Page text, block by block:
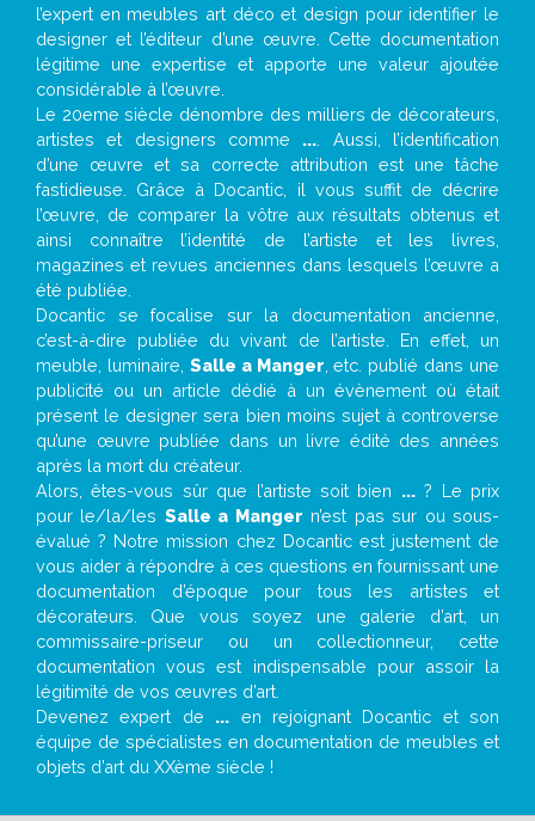
l’expert en meubles art déco et design pour identifier le
designer et l’éditeur d’une œuvre. Cette documentation
légitime une expertise et apporte une valeur ajoutée
considérable à l’œuvre.
Le 20eme siècle dénombre des milliers de décorateurs,
artistes et designers comme ... . Aussi, l’identification
d’une œuvre et sa correcte attribution est une tâche
fastidieuse. Grâce à Docantic, il vous suffit de décrire
l’œuvre, de comparer la vôtre aux résultats obtenus et
ainsi connaître l’identité de l’artiste et les livres,
magazines et revues anciennes dans lesquels l’œuvre a
été publiée.
Docantic se focalise sur la documentation ancienne,
c’est-à-dire publiée du vivant de l’artiste. En effet, un
meuble, luminaire, Salle a Manger , etc. publié dans une
publicité ou un article dédié à un évènement où était
présent le designer sera bien moins sujet à controverse
qu’une œuvre publiée dans un livre édité des années
après la mort du créateur.
Alors, êtes-vous sûr que l’artiste soit bien ...? Le prix
pour le/la/les Salle a Manger n’est pas sur ou sous-
évalué ? Notre mission chez Docantic est justement de
vous aider à répondre à ces questions en fournissant une
documentation d’époque pour tous les artistes et
décorateurs. Que vous soyez une galerie d’art, un
commissaire-priseur ou un collectionneur, cette
documentation vous est indispensable pour assoir la
légitimité de vos œuvres d’art.
Devenez expert de ... en rejoignant Docantic et son
équipe de spécialistes en documentation de meubles et
objets d’art du XXème siècle !